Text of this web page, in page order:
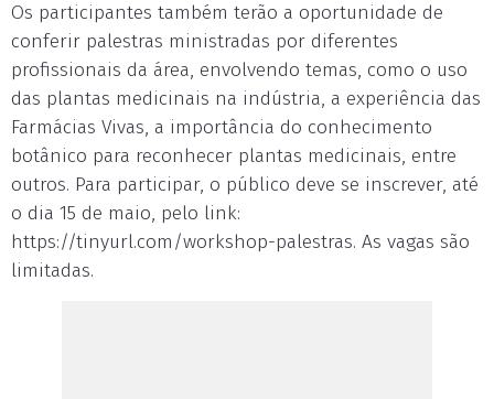
Os participantes também terão a oportunidade de
conferir palestras ministradas por diferentes
profissionais da área, envolvendo temas, como o uso
das plantas medicinais na indústria, a experiência das
Farmácias Vivas, a importância do conhecimento
botânico para reconhecer plantas medicinais, entre
outros. Para participar, o público deve se inscrever, até
o dia 15 de maio, pelo link:
https://tinyurl.com/workshop-palestras. As vagas são
limitadas.